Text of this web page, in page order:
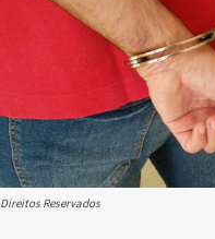
Direitos Reservados